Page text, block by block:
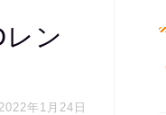
ン
2022年1月24日